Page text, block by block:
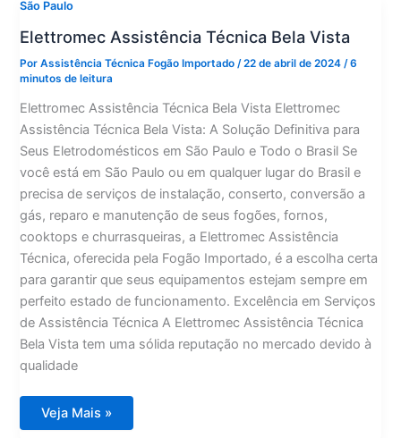
São Paulo
Elettromec Assistência Técnica Bela Vista
PorAssistência Técnica Fogão Importado/22 de abril de 2024/6
minutos de leitura
Elettromec Assistência Técnica Bela Vista Elettromec
Assistência Técnica Bela Vista: A Solução Definitiva para
Seus Eletrodomésticos em São Paulo e Todo o Brasil Se
você está em São Paulo ou em qualquer lugar do Brasil e
precisa de serviços de instalação, conserto, conversão a
gás, reparo e manutenção de seus fogões, fornos,
cooktops e churrasqueiras, a Elettromec Assistência
Técnica, oferecida pela Fogão Importado, é a escolha certa
para garantir que seus equipamentos estejam sempre em
perfeito estado de funcionamento. Excelência em Serviços
de Assistência Técnica A Elettromec Assistência Técnica
Bela Vista tem uma sólida reputação no mercado devido à
qualidade
Elettromec
Assistência
Veja Mais »